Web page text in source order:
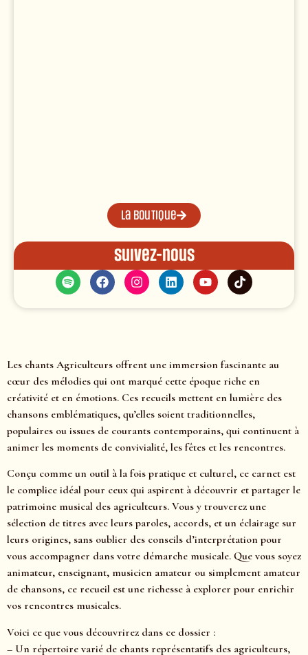
La boutique
Suivez-nous
Les chants Agriculteurs offrent une immersion fascinante au
cœur des mélodies qui ont marqué cette époque riche en
créativité et en émotions. Ces recueils mettent en lumière des
chansons emblématiques, qu’elles soient traditionnelles,
populaires ou issues de courants contemporains, qui continuent à
animer les moments de convivialité, les fêtes et les rencontres.
Conçu comme un outil à la fois pratique et culturel, ce carnet est
le complice idéal pour ceux qui aspirent à découvrir et partager le
patrimoine musical des agriculteurs. Vous y trouverez une
sélection de titres avec leurs paroles, accords, et un éclairage sur
leurs origines, sans oublier des conseils d’interprétation pour
vous accompagner dans votre démarche musicale. Que vous soyez
animateur, enseignant, musicien amateur ou simplement amateur
de chansons, ce recueil est une richesse à explorer pour enrichir
vos rencontres musicales.
Voici ce que vous découvrirez dans ce dossier :
– Un répertoire varié de chants représentatifs des agriculteurs,